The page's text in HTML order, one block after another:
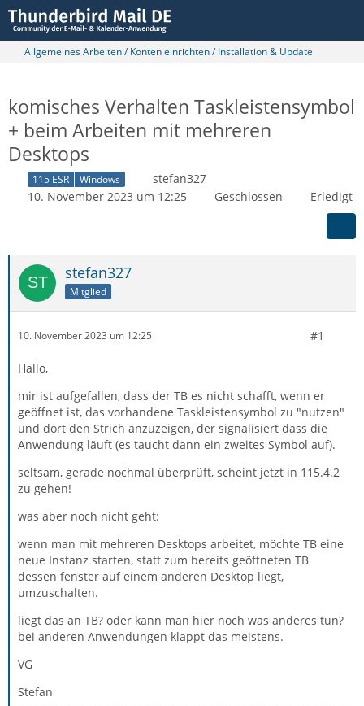
Allgemeines Arbeiten / Konten einrichten / Installation & Update
komisches Verhalten Taskleistensymbol
+ beim Arbeiten mit mehreren
Desktops
115 ESR Windows
stefan327
10. November 2023 um 12:25
Geschlossen Erledigt
stefan327
Mitglied
10. November 2023 um 12:25 #1
Hallo,
mir ist aufgefallen, dass der TB es nicht schafft, wenn er
geöffnet ist, das vorhandene Taskleistensymbol zu "nutzen"
und dort den Strich anzuzeigen, der signalisiert dass die
Anwendung läuft (es taucht dann ein zweites Symbol auf).
seltsam, gerade nochmal überprüft, scheint jetzt in 115.4.2
zu gehen!
was aber noch nicht geht:
wenn man mit mehreren Desktops arbeitet, möchte TB eine
neue Instanz starten, statt zum bereits geöffneten TB
dessen fenster auf einem anderen Desktop liegt,
umzuschalten.
liegt das an TB? oder kann man hier noch was anderes tun?
bei anderen Anwendungen klappt das meistens.
VG
Stefan